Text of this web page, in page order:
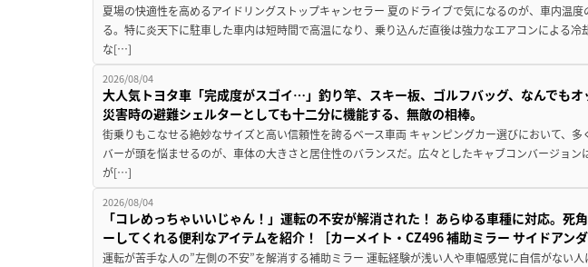
夏場の快適性を高めるアイドリングストップキャンセラー 夏のドライブで気になるのが、車内温度
る。特に炎天下に駐車した車内は短時間で高温になり、乗り込んだ直後は強力なエアコンによる冷
な[…]
2026/08/04
大人気トヨタ車「完成度がスゴイ…」釣り竿、スキー板、ゴルフバッグ、なんでもオ
災害時の避難シェルターとしても十二分に機能する、無敵の相棒。
街乗りもこなせる絶妙なサイズと高い信頼性を誇るベース車両 キャンピングカー選びにおいて、多
バーが頭を悩ませるのが、車体の大きさと居住性のバランスだ。広々としたキャブコンバージョン
が[…]
2026/08/04
「コレめっちゃいいじゃん！」運転の不安が解消された！ あらゆる車種に対応。死
ーしてくれる便利なアイテムを紹介！［カーメイト・CZ496 補助ミラー サイドアンダ
運転が苦手な人の”左側の不安”を解消する補助ミラー 運転経験が浅い人や車幅感覚に自信がない人